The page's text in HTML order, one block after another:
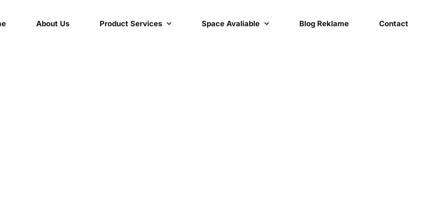
About Us Product Services Space Avaliable Blog Reklame Contact